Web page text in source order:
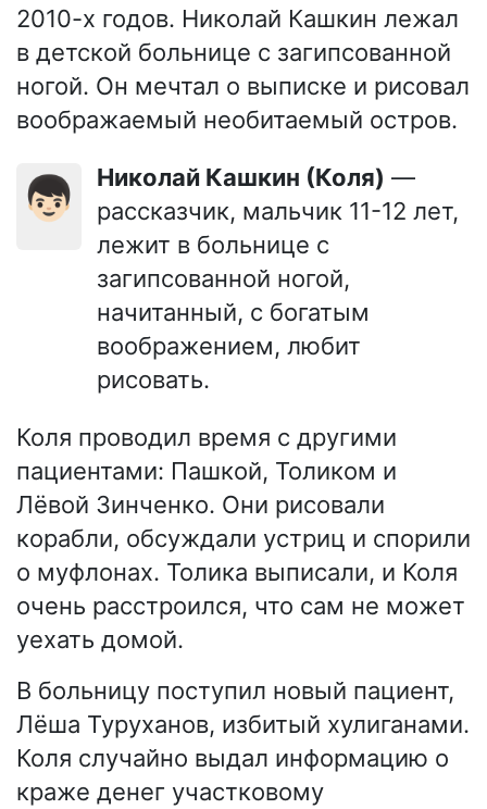
2010-х годов. Николай Кашкин лежал
в детской больнице с загипсованной
ногой. Он мечтал о выписке и рисовал
воображаемый необитаемый остров.
👦🏻 Николай Кашкин (Коля) —
рассказчик, мальчик 11-12 лет,
лежит в больнице с
загипсованной ногой,
начитанный, с богатым
воображением, любит
рисовать.
Коля проводил время с другими
пациентами: Пашкой, Толиком и
Лёвой Зинченко. Они рисовали
корабли, обсуждали устриц и спорили
о муфлонах. Толика выписали, и Коля
очень расстроился, что сам не может
уехать домой.
В больницу поступил новый пациент,
Лёша Туруханов, избитый хулиганами.
Коля случайно выдал информацию о
краже денег участковому